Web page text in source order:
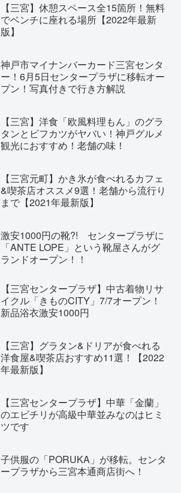
【三宮】休憩スペース全15箇所！無料
でベンチに座れる場所【2022年最新
版】
神戸市マイナンバーカード三宮センタ
ー！6月5日センタープラザに移転オー
プン！写真付きで行き方解説
【三宮】洋食「欧風料理もん」のグラ
タンとビフカツがヤバい！神戸グルメ
観光におすすめ！老舗の味！
【三宮元町】かき氷が食べれるカフェ
&喫茶店オススメ9選！老舗から流行り
まで【2021年最新版】
激安1000円の靴?! センタープラザに
「ANTE LOPE」という靴屋さんがグ
ランドオープン！！
【三宮センタープラザ】中古着物リサ
イクル「きものCITY」7/7オープン！
新品浴衣激安1000円
【三宮】グラタン&ドリアが食べれる
洋食屋&喫茶店おすすめ11選！【2022
年最新版】
【三宮センタープラザ】中華「金蘭」
のエビチリが高級中華並みなのはヒミ
ツです
子供服の「PORUKA」が移転。センタ
ープラザから三宮本通商店街へ！